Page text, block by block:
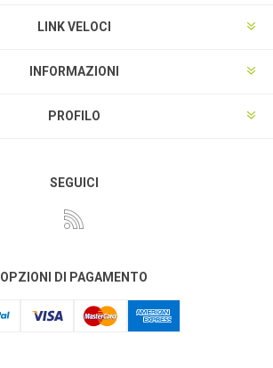
LINK VELOCI
INFORMAZIONI
PROFILO
SEGUICI
OPZIONI DI PAGAMENTO